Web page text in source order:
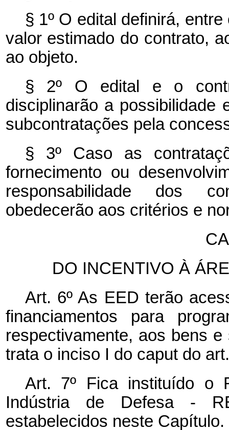
§ 1º O edital definirá,
valor estimado do contrato,
ao objeto.
§ 2º O edital e o
disciplinarão a possibilidade
subcontratações pela
§ 3º Caso as
fornecimento ou
responsabilidade dos
obedecerão aos critérios e
DO INCENTIVO À
Art. 6º As EED terão
financiamentos para
respectivamente, aos bens
trata o inciso I do caput do
Art. 7º Fica instituído o
Indústria de Defesa -
estabelecidos neste Capítulo.